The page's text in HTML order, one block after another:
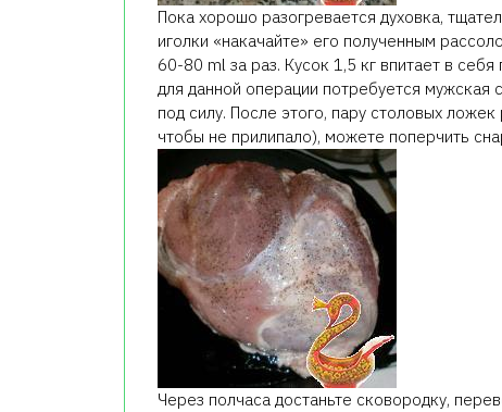
Пока хорошо разогревается духовка,
иголки «накачайте» его полученным
60-80 ml за раз. Кусок 1,5 кг впитает в
для данной операции потребуется мужская
под силу. После этого, пару столовых
чтобы не прилипало), можете поперчить
Через полчаса достаньте сковородку,